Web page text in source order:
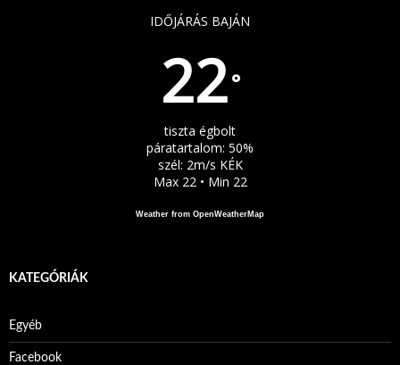
IDŐJÁRÁS BAJÁN
22°
tiszta égbolt
páratartalom: 50%
szél: 2m/s KÉK
Max 22 • Min 22
Weather from OpenWeatherMap
KATEGÓRIÁK
Egyéb
Facebook